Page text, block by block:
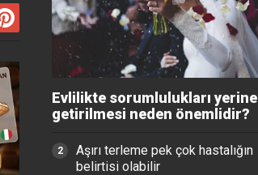
Evlilikte sorumlulukları yerine
getirilmesi neden önemlidir?
Aşırı terleme pek çok hastalığın
belirtisi olabilir